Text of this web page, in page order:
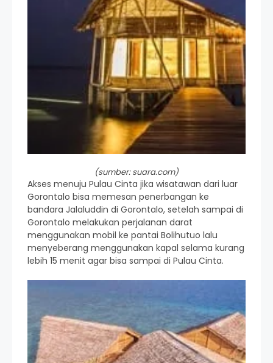
(sumber: suara.com)
Akses menuju Pulau Cinta jika wisatawan dari luar
Gorontalo bisa memesan penerbangan ke
bandara Jalaluddin di Gorontalo, setelah sampai di
Gorontalo melakukan perjalanan darat
menggunakan mobil ke pantai Bolihutuo lalu
menyeberang menggunakan kapal selama kurang
lebih 15 menit agar bisa sampai di Pulau Cinta.